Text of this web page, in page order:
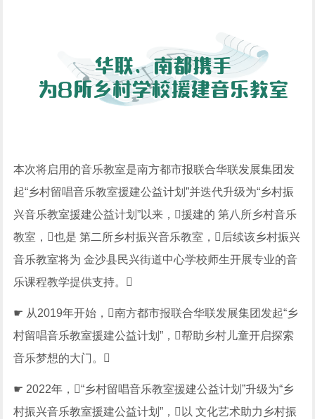
本次将启用的音乐教室是南方都市报联合华联发展集团发
起“乡村留唱音乐教室援建公益计划”并迭代升级为“乡村振
兴音乐教室援建公益计划”以来，援建的 第八所乡村音乐
教室，也是 第二所乡村振兴音乐教室，后续该乡村振兴
音乐教室将为 金沙县民兴街道中心学校师生开展专业的音
乐课程教学提供支持。
☛ 从2019年开始，南方都市报联合华联发展集团发起“乡
村留唱音乐教室援建公益计划”，帮助乡村儿童开启探索
音乐梦想的大门。
☛ 2022年，“乡村留唱音乐教室援建公益计划”升级为“乡
村振兴音乐教室援建公益计划”，以 文化艺术助力乡村振